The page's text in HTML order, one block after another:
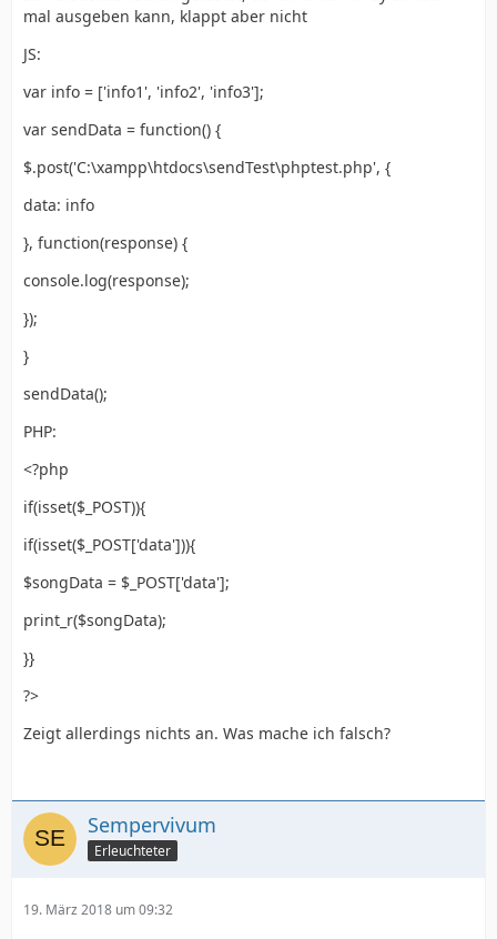
mal ausgeben kann, klappt aber nicht
JS:
var info = ['info1', 'info2', 'info3'];
var sendData = function() {
$.post('C:\xampp\htdocs\sendTest\phptest.php', {
data: info
}, function(response) {
console.log(response);
});
}
sendData();
PHP:
<?php
if(isset($_POST)){
if(isset($_POST['data'])){
$songData = $_POST['data'];
print_r($songData);
}}
?>
Zeigt allerdings nichts an. Was mache ich falsch?
Sempervivum
Erleuchteter
19. März 2018 um 09:32